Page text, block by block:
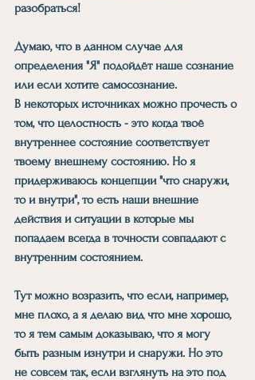
разобраться!
Думаю, что в данном случае для
определения "Я" подойдёт наше сознание
или если хотите самосознание.
В некоторых источниках можно прочесть о
том, что целостность - это когда твоё
внутреннее состояние соответствует
твоему внешнему состоянию. Но я
придерживаюсь концепции "что снаружи,
то и внутри", то есть наши внешние
действия и ситуации в которые мы
попадаем всегда в точности совпадают с
внутренним состоянием.
Тут можно возразить, что если, например,
мне плохо, а я делаю вид что мне хорошо,
то я тем самым доказываю, что я могу
быть разным изнутри и снаружи. Но это
не совсем так, если взглянуть на это под